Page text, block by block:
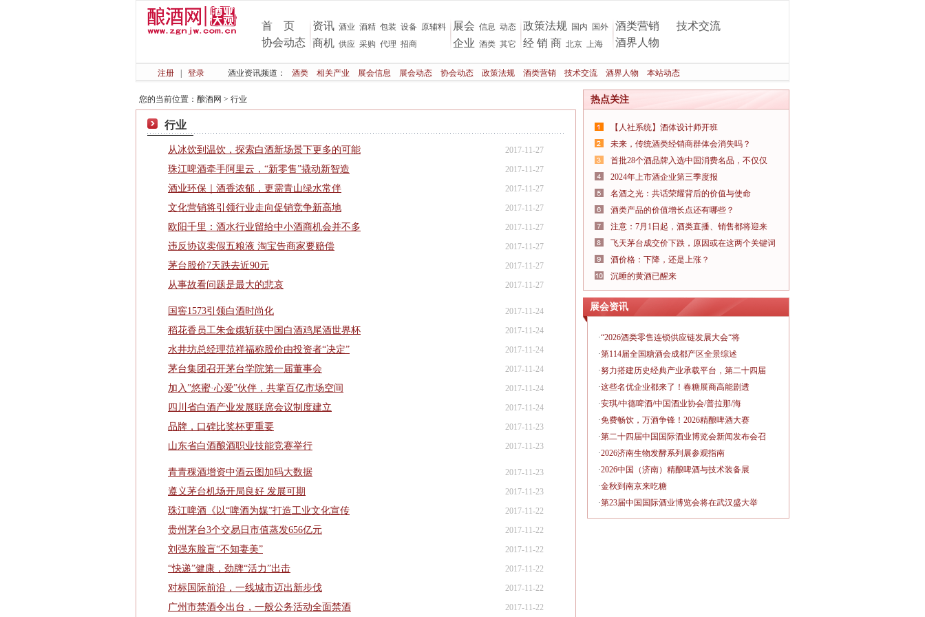
首 页
协会动态
资讯 酒业 酒精 包装 设备 原辅料
商机 供应 采购 代理 招商
展会 信息 动态
企业 酒类 其它
政策法规 国内 国外
经 销 商 北京 上海
酒类营销
酒界人物
技术交流
注册 登录 酒业资讯频道： 酒类 相关产业 展会信息 展会动态 协会动态 政策法规 酒类营销 技术交流 酒界人物 本站动态
您的当前位置： 酿酒网 > 行业
行业
2017-11-27
从冰饮到温饮，探索白酒新场景下更多的可能
2017-11-27
珠江啤酒牵手阿里云，“新零售”撬动新智造
2017-11-27
酒业环保｜酒香浓郁，更需青山绿水常伴
2017-11-27
文化营销将引领行业走向促销竞争新高地
2017-11-27
欧阳千里：酒水行业留给中小酒商机会并不多
2017-11-27
违反协议卖假五粮液 淘宝告商家要赔偿
2017-11-27
茅台股价7天跌去近90元
2017-11-27
从事故看问题是最大的悲哀
2017-11-24
国窖1573引领白酒时尚化
2017-11-24
稻花香员工朱金娥斩获中国白酒鸡尾酒世界杯
2017-11-24
水井坊总经理范祥福称股价由投资者“决定”
2017-11-24
茅台集团召开茅台学院第一届董事会
2017-11-24
加入”悠蜜·心爱”伙伴，共掌百亿市场空间
2017-11-24
四川省白酒产业发展联席会议制度建立
2017-11-23
品牌，口碑比奖杯更重要
2017-11-23
山东省白酒酿酒职业技能竞赛举行
2017-11-23
青青稞酒增资中酒云图加码大数据
2017-11-23
遵义茅台机场开局良好 发展可期
2017-11-22
珠江啤酒《以“啤酒为媒”打造工业文化宣传
2017-11-22
贵州茅台3个交易日市值蒸发656亿元
2017-11-22
刘强东脸盲“不知妻美”
2017-11-22
“快递”健康，劲牌“活力”出击
2017-11-22
对标国际前沿，一线城市迈出新步伐
2017-11-22
广州市禁酒令出台，一般公务活动全面禁酒
热点关注
【人社系统】酒体设计师开班
未来，传统酒类经销商群体会消失吗？
首批28个酒品牌入选中国消费名品，不仅仅
2024年上市酒企业第三季度报
名酒之光：共话荣耀背后的价值与使命
酒类产品的价值增长点还有哪些？
注意：7月1日起，酒类直播、销售都将迎来
飞天茅台成交价下跌，原因或在这两个关键词
酒价格：下降，还是上涨？
沉睡的黄酒已醒来
展会资讯
·“2026酒类零售连锁供应链发展大会“将
·第114届全国糖酒会成都产区全景综述
·努力搭建历史经典产业承载平台，第二十四届
·这些名优企业都来了！春糖展商高能剧透
·安琪/中德啤酒/中国酒业协会/普拉那/海
·免费畅饮，万酒争锋！2026精酿啤酒大赛
·第二十四届中国国际酒业博览会新闻发布会召
·2026济南生物发酵系列展参观指南
·2026中国（济南）精酿啤酒与技术装备展
·金秋到南京来吃糖
·第23届中国国际酒业博览会将在武汉盛大举